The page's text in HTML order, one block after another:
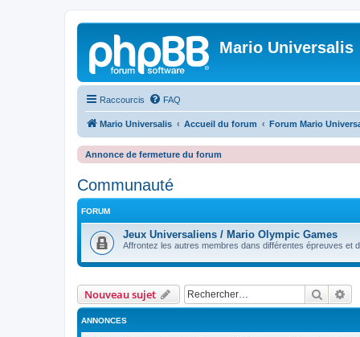
Mario Universalis
Raccourcis FAQ
Mario Universalis Accueil du forum Forum Mario
Annonce de fermeture du forum
Communauté
FORUM
Jeux Universaliens / Mario Olympic Games
Affrontez les autres membres dans différentes épreuves et
Nouveau sujet
ANNONCES